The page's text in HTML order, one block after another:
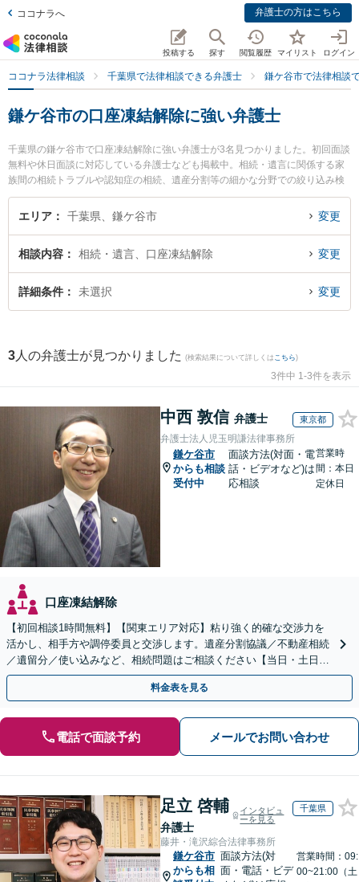
ココナラへ 弁護士の方はこちら
投稿する 探す 閲覧履歴 マイリスト ログイン
ココナラ法律相談 千葉県で法律相談できる弁護士 鎌ケ谷市で法律相談
鎌ケ谷市の口座凍結解除に強い弁護士
千葉県の鎌ケ谷市で口座凍結解除に強い弁護士が3名見つかりました。初回面談
無料や休日面談に対応している弁護士なども掲載中。相続・遺言に関係する家
族間の相続トラブルや認知症の相続、遺産分割等の細かな分野での絞り込み検
索もでき便利です。特にかまがや総合法律事務所の奧村 裕子弁護士やかまがや
総合法律事務所の新川 雄斗弁護士、かまがや総合法律事務所の塚谷 祐貴弁護士
い』『口座凍結解除のトラブル解決の実績豊富な近くの弁護士を検索したい』
『初回相談無料で口座凍結解除を法律相談できる鎌ケ谷市内の弁護士に相談予
約したい』などでお困りの相談者さんにおすすめです。
エリア 千葉県、鎌ケ谷市 変更
相談内容 相続・遺言、口座凍結解除 変更
詳細条件 未選択 変更
3 人の弁護士が見つかりました (検索結果について詳しくは こちら)
3件中 1-3件を表示
中西 敦信 弁護士 東京都
弁護士法人児玉明謙法律事務所
鎌ケ谷市
からも相談
受付中
面談方法(対面・電
話・ビデオなど)は
応相談
営業時
間：本日
定休日
口座凍結解除
【初回相談1時間無料】【関東エリア対応】粘り強く的確な交渉力を
活かし、相手方や調停委員と交渉します。遺産分割協議／不動産相続
／遺留分／使い込みなど、相続問題はご相談ください【当日・土日対
応可】トラブル前の段階でも相談可。メール24時間受付
料金表を見る
電話で面談予約 メールでお問い合わせ
足立 啓輔
弁護士
インタビュ
ーを見る
千葉県
藤井・滝沢綜合法律事務所
鎌ケ谷市
からも相
面談方法(対
面・電話・ビデ
営業時間：09:
00~21:00（土